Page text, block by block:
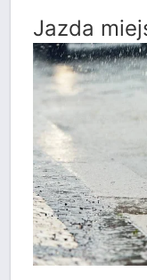
Jazda